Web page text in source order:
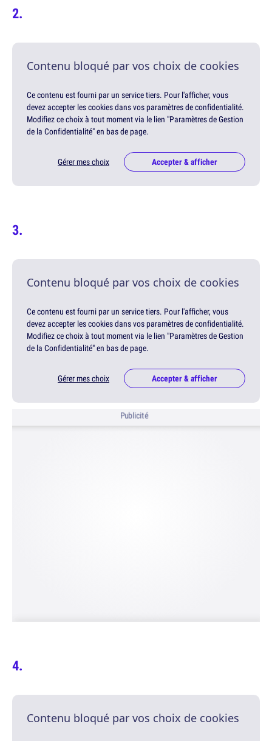
Contenu bloqué par vos choix de cookies
Ce contenu est fourni par un service tiers. Pour l'afficher, vous
devez accepter les cookies dans vos paramètres de confidentialité.
Modifiez ce choix à tout moment via le lien "Paramètres de Gestion
de la Confidentialité" en bas de page.
Gérer mes choix Accepter & afficher
Contenu bloqué par vos choix de cookies
Ce contenu est fourni par un service tiers. Pour l'afficher, vous
devez accepter les cookies dans vos paramètres de confidentialité.
Modifiez ce choix à tout moment via le lien "Paramètres de Gestion
de la Confidentialité" en bas de page.
Gérer mes choix Accepter & afficher
Publicité
Contenu bloqué par vos choix de cookies